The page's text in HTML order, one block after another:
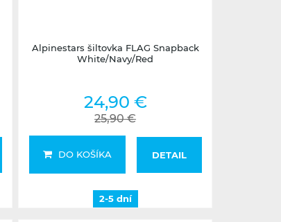
Alpinestars šiltovka FLAG Snapback
White/Navy/Red
24,90 €
25,90 €
DO KOŠÍKA DETAIL
2-5 dní